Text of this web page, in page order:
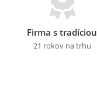
Firma s tradíciou
21 rokov na trhu